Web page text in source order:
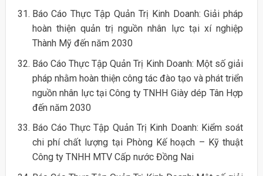
Báo Cáo Thực Tập Quản Trị Kinh Doanh: Giải pháp
hoàn thiện quản trị nguồn nhân lực tại xí nghiệp
Thành Mỹ đến năm 2030
Báo Cáo Thực Tập Quản Trị Kinh Doanh: Một số giải
pháp nhằm hoàn thiện công tác đào tạo và phát triển
nguồn nhân lực tại Công ty TNHH Giày dép Tân Hợp
đến năm 2030
Báo Cáo Thực Tập Quản Trị Kinh Doanh: Kiểm soát
chi phí chất lượng tại Phòng Kế hoạch – Kỹ thuật
Công ty TNHH MTV Cấp nước Đồng Nai